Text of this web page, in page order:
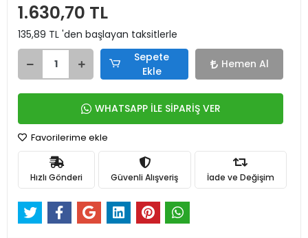
1.630,70 TL
135,89 TL 'den başlayan taksitlerle
Sepete
Ekle
Hemen Al
WHATSAPP İLE SİPARİŞ VER
Favorilerime ekle
Hızlı Gönderi Güvenli Alışveriş İade ve Değişim